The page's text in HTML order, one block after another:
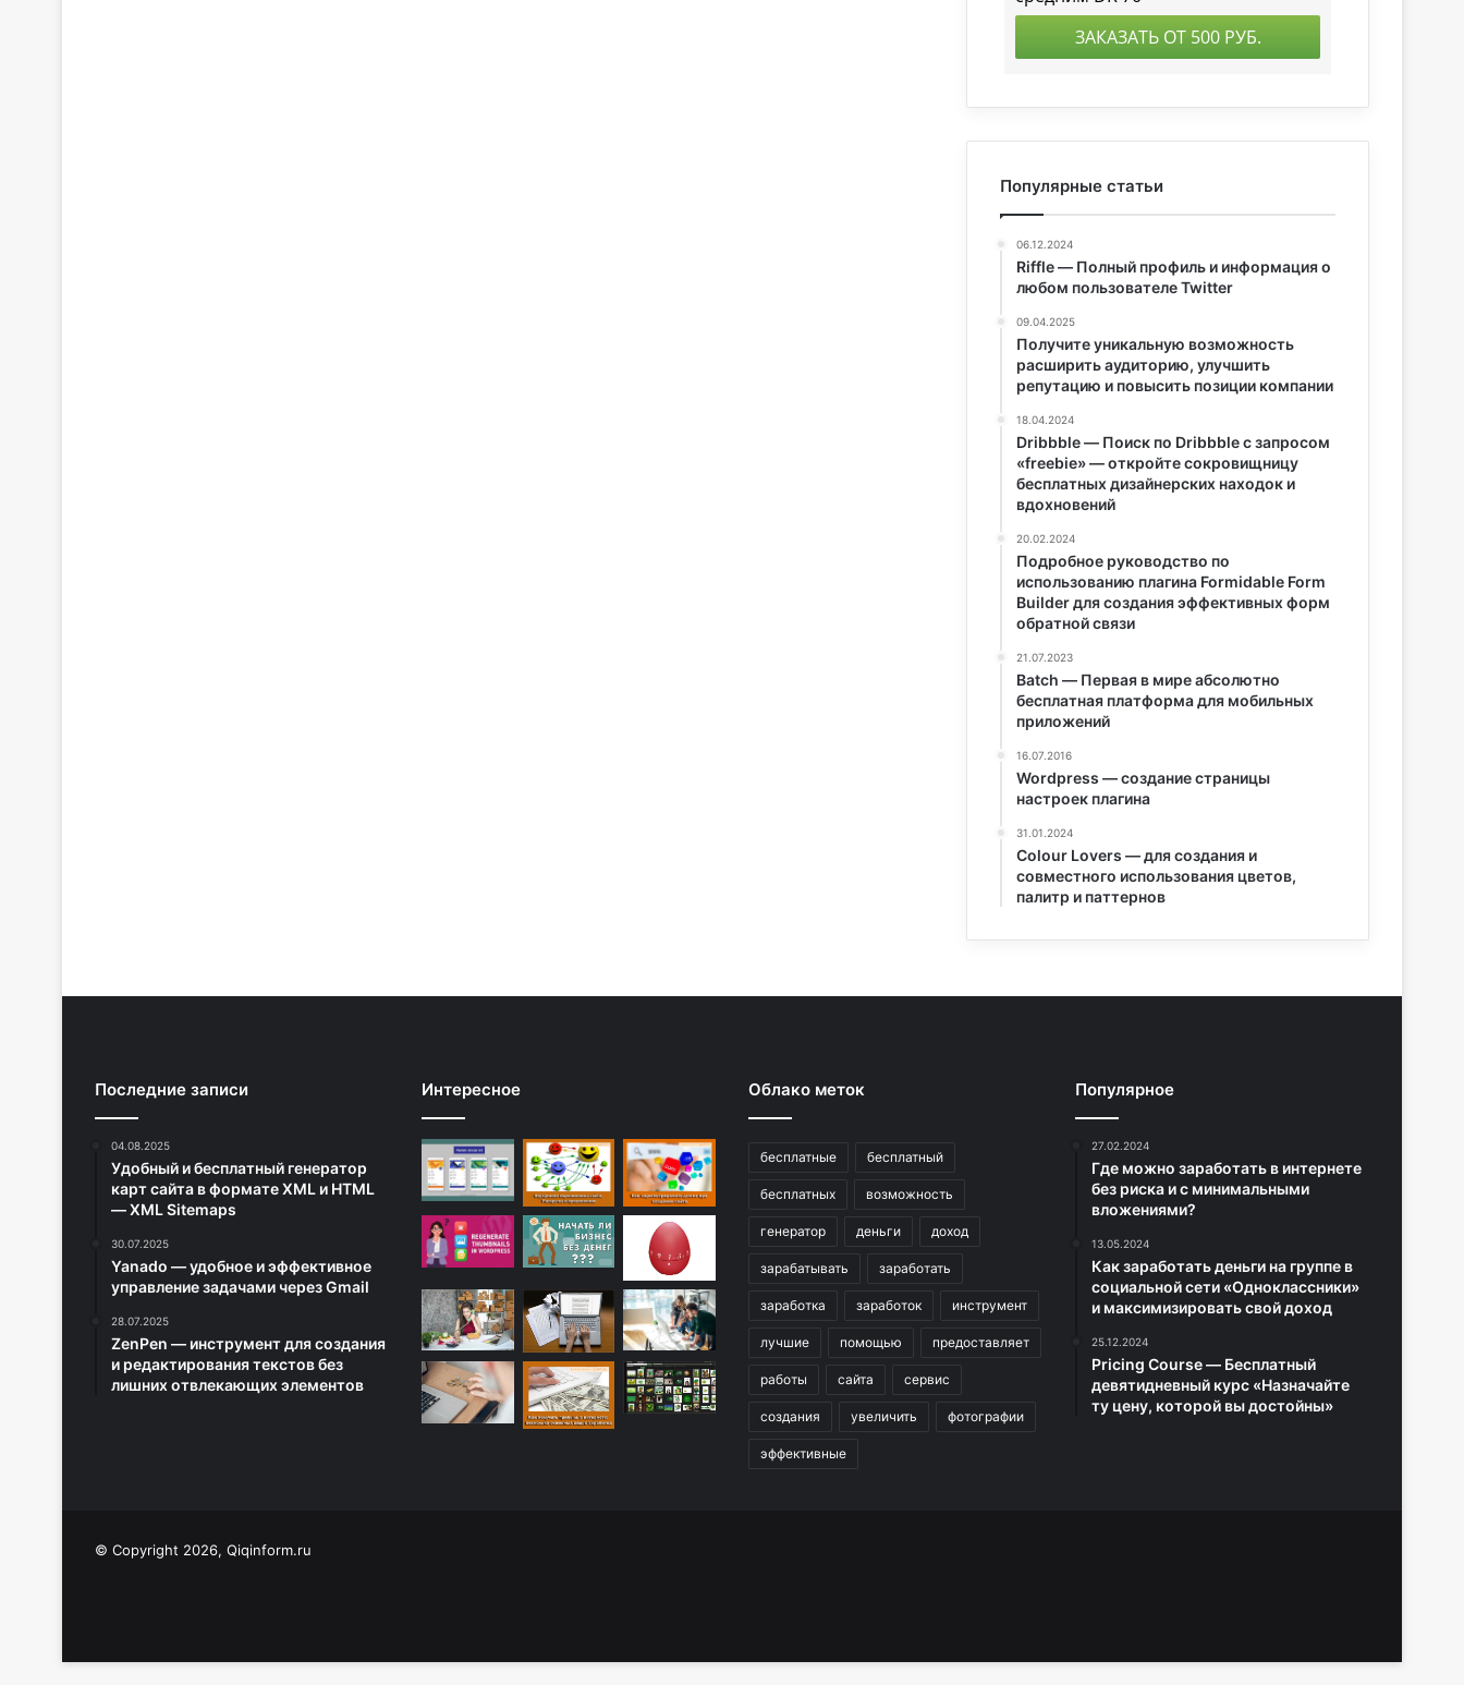
Популярные статьи
06.12.2024
Riffle — Полный профиль и информация о
любом пользователе Twitter
09.04.2025
Получите уникальную возможность
расширить аудиторию, улучшить
репутацию и повысить позиции компании
18.04.2024
Dribbble — Поиск по Dribbble с запросом
«freebie» — откройте сокровищницу
бесплатных дизайнерских находок и
вдохновений
20.02.2024
Подробное руководство по
использованию плагина Formidable Form
Builder для создания эффективных форм
обратной связи
21.07.2023
Batch — Первая в мире абсолютно
бесплатная платформа для мобильных
приложений
16.07.2016
Wordpress — создание страницы
настроек плагина
31.01.2024
Colour Lovers — для создания и
совместного использования цветов,
палитр и паттернов
Последние записи
04.08.2025
Удобный и бесплатный генератор
карт сайта в формате XML и HTML
— XML Sitemaps
30.07.2025
Yanado — удобное и эффективное
управление задачами через Gmail
28.07.2025
ZenPen — инструмент для создания
и редактирования текстов без
лишних отвлекающих элементов
Интересное Облако меток
бесплатные бесплатный
бесплатных возможность
генератор деньги доход
зарабатывать заработать
заработка заработок инструмент
лучшие помощью предоставляет
работы сайта сервис
создания увеличить фотографии
эффективные
Популярное
27.02.2024
Где можно заработать в интернете
без риска и с минимальными
вложениями?
13.05.2024
Как заработать деньги на группе в
социальной сети «Одноклассники»
и максимизировать свой доход
25.12.2024
Pricing Course — Бесплатный
девятидневный курс «Назначайте
ту цену, которой вы достойны»
© Copyright 2026, Qiqinform.ru